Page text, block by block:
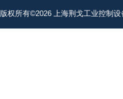
版权所有©2026 上海荆戈工业控制